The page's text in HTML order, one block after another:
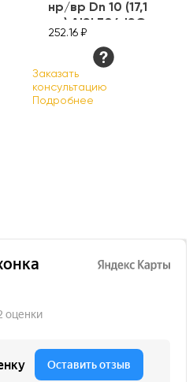
нр/вр Dn 10 (17,1
мм) AISI 304 ISO
252.16 ₽
Заказать
консультацию
Подробнее